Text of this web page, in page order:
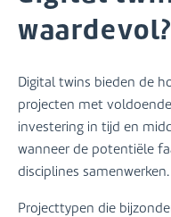
waardevol?
Digital twins bieden de
projecten met
investering in tijd en
wanneer de potentiële
disciplines samenwerken.
Projecttypen die